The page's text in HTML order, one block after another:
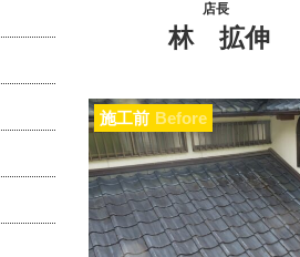
店長
林 拡伸
施工前 Before